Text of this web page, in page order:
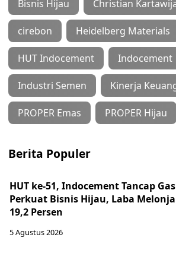
Bisnis Hijau Christian
cirebon Heidelberg Materials
HUT Indocement Indocement
Industri Semen Kinerja
PROPER Emas PROPER Hijau
Berita Populer
HUT ke-51, Indocement Tancap Gas
Perkuat Bisnis Hijau, Laba
19,2 Persen
5 Agustus 2026